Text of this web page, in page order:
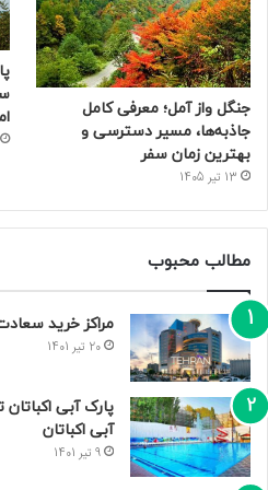
جنگل واز آمل؛ معرفی کامل
جاذبه‌ها، مسیر دسترسی و
بهترین زمان سفر
13 تیر 1405
مطالب محبوب
مراکز خرید
20 تیر 1401
پارک آبی اکباتان
آبی اکباتان
9 تیر 1401